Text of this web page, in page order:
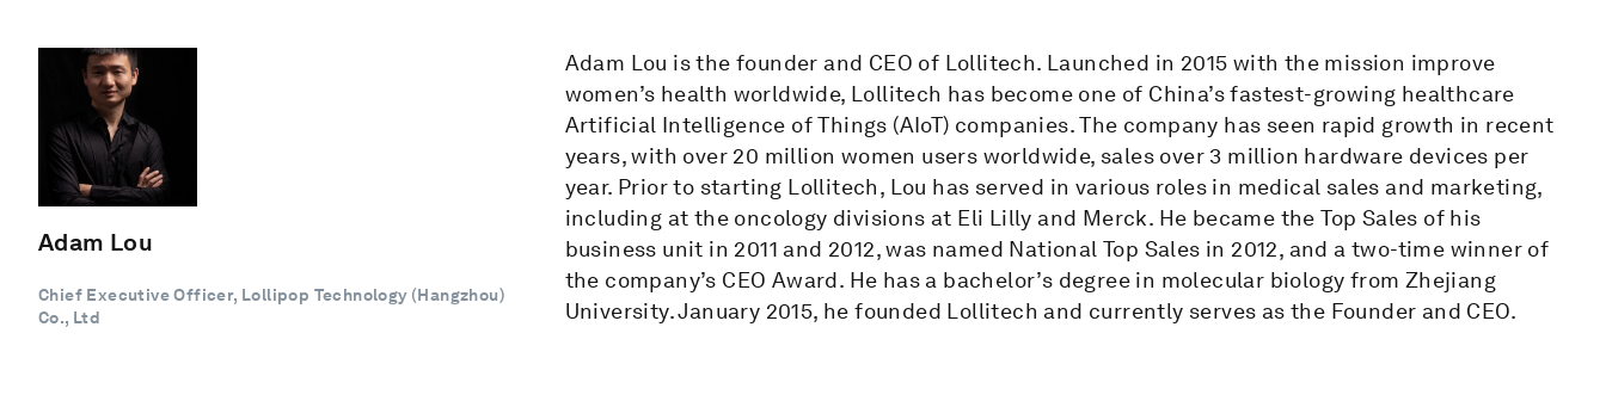
Adam Lou
Chief Executive Officer, Lollipop Technology (Hangzhou)
Co., Ltd
Adam Lou is the founder and CEO of Lollitech. Launched in 2015 with the mission improve
women’s health worldwide, Lollitech has become one of China’s fastest-growing healthcare
Artificial Intelligence of Things (AIoT) companies. The company has seen rapid growth in recent
years, with over 20 million women users worldwide, sales over 3 million hardware devices per
year. Prior to starting Lollitech, Lou has served in various roles in medical sales and marketing,
including at the oncology divisions at Eli Lilly and Merck. He became the Top Sales of his
business unit in 2011 and 2012, was named National Top Sales in 2012, and a two-time winner of
the company’s CEO Award. He has a bachelor’s degree in molecular biology from Zhejiang
University. January 2015, he founded Lollitech and currently serves as the Founder and CEO.